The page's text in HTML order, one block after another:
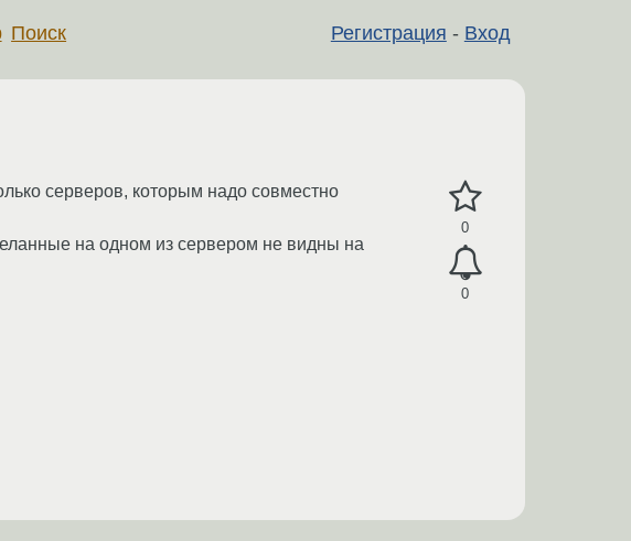
Регистрация - Вход
Поиск
0
0
серверов, которым надо совместно
на одном из сервером не видны на